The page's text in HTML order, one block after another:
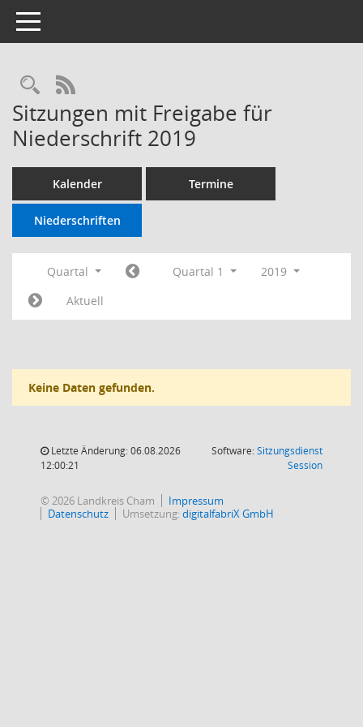
Toggle navigation
RSS-Feed
Sitzungen mit Freigabe für
Niederschrift 2019
Kalender Termine
Niederschriften
Quartal Quartal 1
2019
Aktuell
Keine Daten gefunden.
Letzte Änderung: 06.08.2026
12:00:21
Software:Sitzungsdienst
Session(Wird in
© 2026 Landkreis Cham
Impressum
Datenschutz
Umsetzung:digitalfabriX GmbH